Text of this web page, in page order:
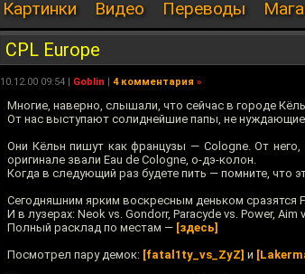
Картинки Видео Переводы
CPL Europe
10.12.00 09:54 | Goblin | 4 комментария »
Многие, наверно, слышали, что сейчас в городе
От нас выступают солиднейшие папы, не
Они Кёльн пишут как французы — Cologne. От
оригинале звали Eau de Cologne, о-дэ-колон.
Когда в следующий раз будете пить — помните, что
Сегодняшним ярким воскресным деньком сразятся
И в лузерах: Neok vs. Gondorr, Paracyde vs. Power, Aim
Полный расклад по местам — [здесь]
Посмотрел пару демок: [fatal1ty_vs_ZyZ] и